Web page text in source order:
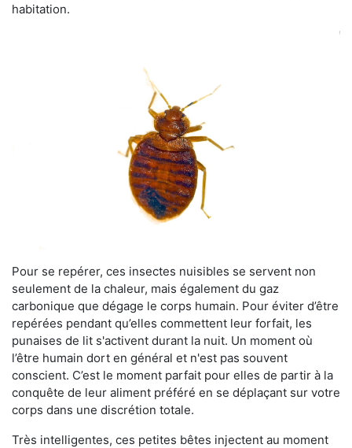
habitation.
Pour se repérer, ces insectes nuisibles se servent non
seulement de la chaleur, mais également du gaz
carbonique que dégage le corps humain. Pour éviter d’être
repérées pendant qu’elles commettent leur forfait, les
punaises de lit s'activent durant la nuit. Un moment où
l’être humain dort en général et n'est pas souvent
conscient. C’est le moment parfait pour elles de partir à la
conquête de leur aliment préféré en se déplaçant sur votre
corps dans une discrétion totale.
Très intelligentes, ces petites bêtes injectent au moment